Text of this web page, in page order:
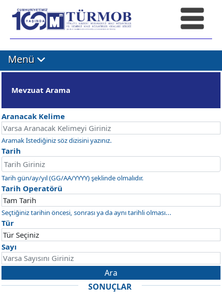
Menü
Mevzuat Arama
Aranacak Kelime
Aramak İstediğiniz söz dizisini yazınız.
Tarih
Tarih gün/ay/yıl (GG/AA/YYYY) şeklinde olmalıdır.
Tarih Operatörü
Seçtiğiniz tarihin öncesi, sonrası ya da aynı tarihli olması...
Tür
Sayı
Ara
SONUÇLAR